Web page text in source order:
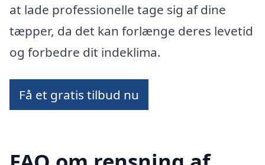
at lade professionelle tage sig af dine
tæpper, da det kan forlænge deres levetid
og forbedre dit indeklima.
Få et gratis tilbud nu